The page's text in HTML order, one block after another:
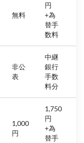
無料
円
+為
替手
数料
非公
表
中継
銀行
手数
料分
1,000
円
1,750
円
+為
替手